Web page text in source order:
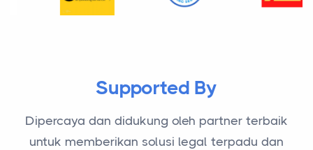
Supported By
Dipercaya dan didukung oleh partner terbaik
untuk memberikan solusi legal terpadu dan